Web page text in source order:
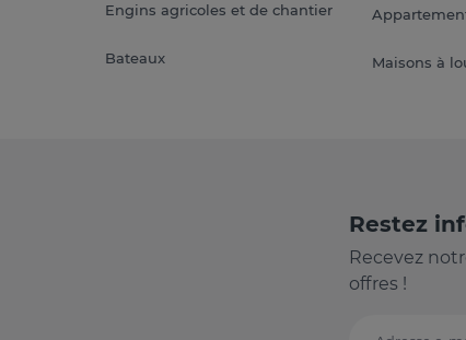
Engins agricoles et de chantier
Bateaux Maisons à
Restez
Recevez
offres !